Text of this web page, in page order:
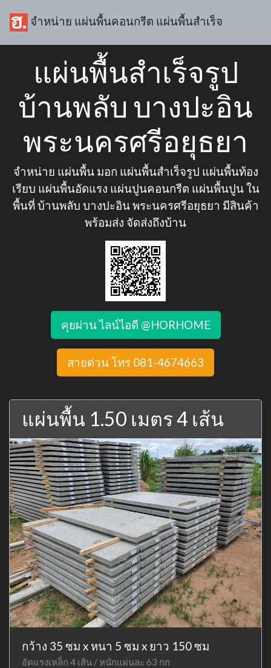
จำหน่าย แผ่นพื้นคอนกรีต แผ่นพื้นสำเร็จ
แผ่นพื้นสำเร็จรูป
บ้านพลับ บางปะอิน
พระนครศรีอยุธยา
จำหน่าย แผ่นพื้น มอก แผ่นพื้นสำเร็จรูป แผ่นพื้นท้อง
เรียบ แผ่นพื้นอัดแรง แผ่นปูนคอนกรีต แผ่นพื้นปูน ใน
พื้นที่ บ้านพลับ บางปะอิน พระนครศรีอยุธยา มีสินค้า
พร้อมส่ง จัดส่งถึงบ้าน
คุยผ่าน ไลน์ไอดี @HORHOME
สายด่วน โทร 081-4674663
แผ่นพื้น 1.50 เมตร 4 เส้น
กว้าง 35 ซม x หนา 5 ซม x ยาว 150 ซม
อัดแรงเหล็ก 4 เส้น / หนักแผ่นละ 63 กก